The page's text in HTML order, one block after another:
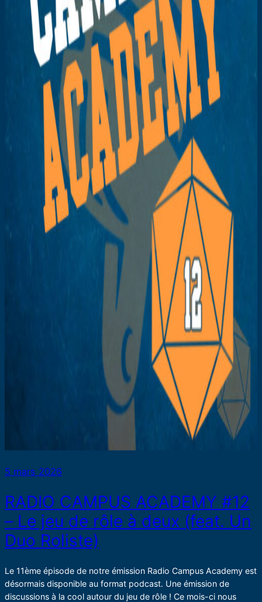
5 mars 2026
RADIO CAMPUS ACADEMY #12
– Le jeu de rôle à deux (feat. Un
Duo Roliste)
Le 11ème épisode de notre émission Radio Campus Academy est
désormais disponible au format podcast. Une émission de
discussions à la cool autour du jeu de rôle ! Ce mois-ci nous